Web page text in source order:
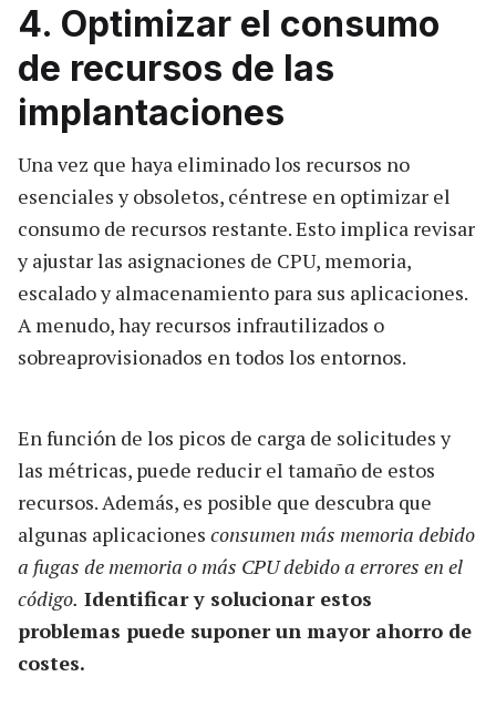
4. Optimizar el consumo
de recursos de las
implantaciones
Una vez que haya eliminado los recursos no
esenciales y obsoletos, céntrese en optimizar el
consumo de recursos restante. Esto implica revisar
y ajustar las asignaciones de CPU, memoria,
escalado y almacenamiento para sus aplicaciones.
A menudo, hay recursos infrautilizados o
sobreaprovisionados en todos los entornos.
En función de los picos de carga de solicitudes y
las métricas, puede reducir el tamaño de estos
recursos. Además, es posible que descubra que
algunas aplicaciones consumen más memoria debido
a fugas de memoria o más CPU debido a errores en el
código. Identificar y solucionar estos
problemas puede suponer un mayor ahorro de
costes.